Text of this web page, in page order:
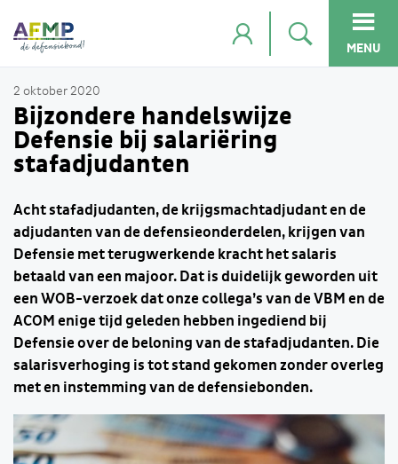
MENU
2 oktober 2020
Bijzondere handelswijze
Defensie bij salariëring
stafadjudanten
Acht stafadjudanten, de krijgsmachtadjudant en de
adjudanten van de defensieonderdelen, krijgen van
Defensie met terugwerkende kracht het salaris
betaald van een majoor. Dat is duidelijk geworden uit
een WOB-verzoek dat onze collega’s van de VBM en de
ACOM enige tijd geleden hebben ingediend bij
Defensie over de beloning van de stafadjudanten. Die
salarisverhoging is tot stand gekomen zonder overleg
met en instemming van de defensiebonden.